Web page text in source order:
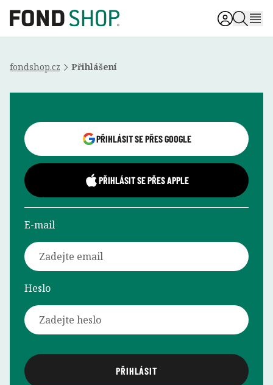
fondshop.cz Přihlášení
PŘIHLÁSIT SE PŘES GOOGLE
PŘIHLÁSIT SE PŘES APPLE
E-mail
Heslo